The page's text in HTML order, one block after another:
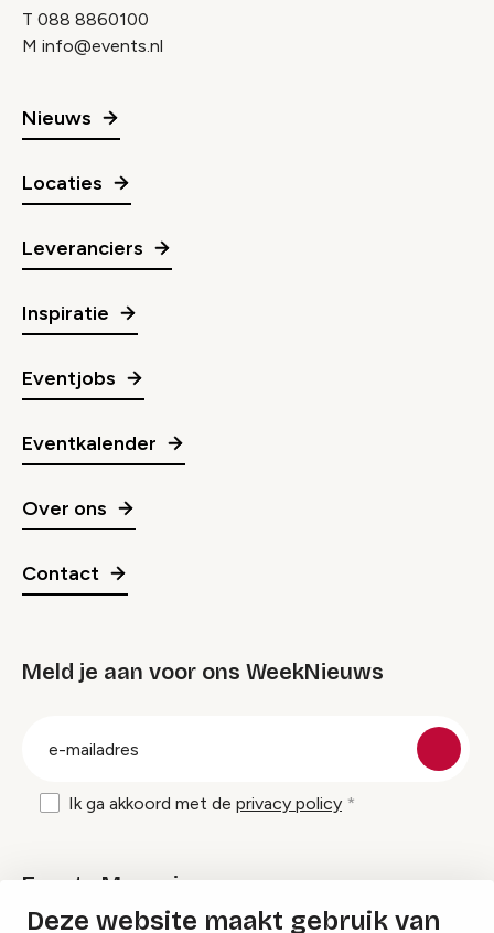
Deze website maakt gebruik van
T 088 8860100
M info@events.nl
Nieuws
Locaties
Leveranciers
Inspiratie
Eventjobs
Eventkalender
Over ons
Contact
Meld je aan voor ons WeekNieuws
Ik ga akkoord met de privacy policy
Events Magazine